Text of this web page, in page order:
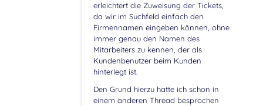
erleichtert die Zuweisung der Tickets,
da wir im Suchfeld einfach den
Firmennamen eingeben können, ohne
immer genau den Namen des
Mitarbeiters zu kennen, der als
Kundenbenutzer beim Kunden
hinterlegt ist.
Den Grund hierzu hatte ich schon in
einem anderen Thread besprochen